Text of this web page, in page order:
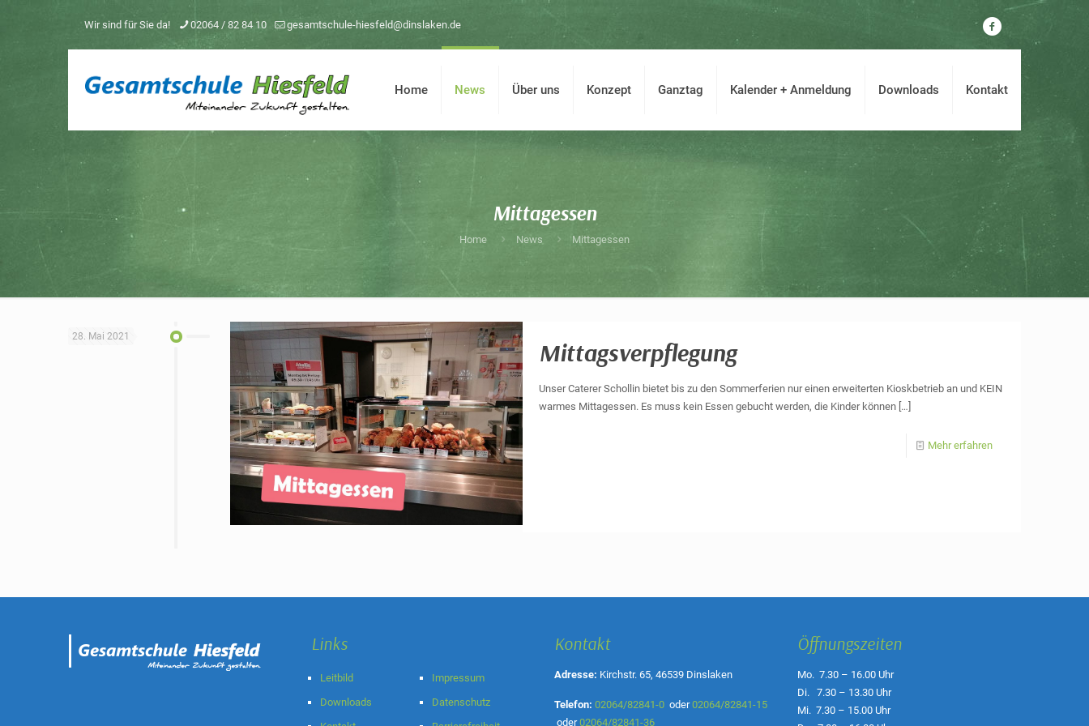
Wir sind für Sie da! 02064 / 82 84 10 gesamtschule-hiesfeld@dinslaken.de
Home News Über uns Konzept Ganztag Kalender + Anmeldung Downloads Kontakt
Mittagessen
Home News Mittagessen
28. Mai 2021
Mittagsverpflegung
Unser Caterer Schollin bietet bis zu den Sommerferien nur einen erweiterten Kioskbetrieb an und KEIN
warmes Mittagessen. Es muss kein Essen gebucht werden, die Kinder können […]
Mehr erfahren
Links
Leitbild
Downloads
Impressum
Datenschutz
Kontakt
Adresse: Kirchstr. 65, 46539 Dinslaken
Telefon: 02064/82841-0 oder02064/82841-15
oder02064/82841-36
Öffnungszeiten
Mo. 7.30 – 16.00 Uhr
Di. 7.30 – 13.30 Uhr
Mi. 7.30 – 15.00 Uhr